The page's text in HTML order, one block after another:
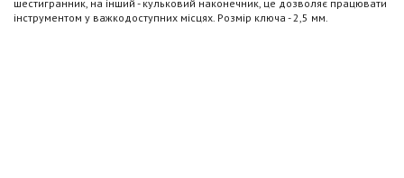
шестигранник, на інший - кульковий наконечник, це дозволяє працювати
інструментом у важкодоступних місцях. Розмір ключа - 2,5 мм.